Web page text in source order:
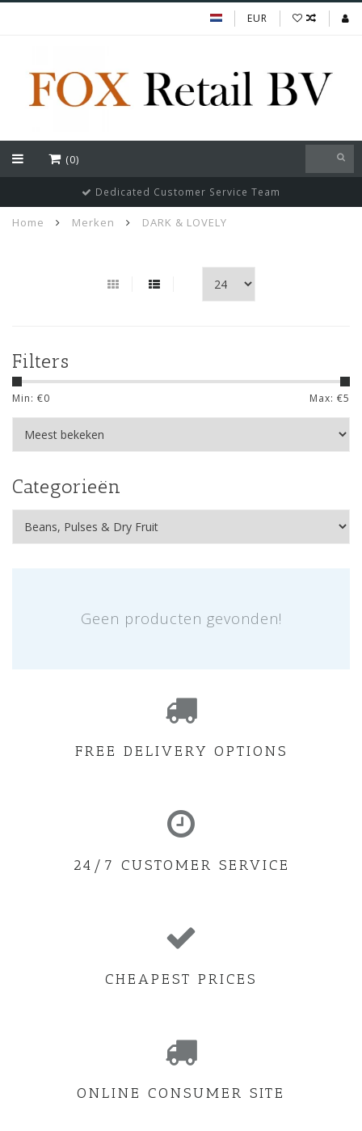
EUR
(0)
Dedicated Customer Service Team
Home Merken DARK & LOVELY
Filters
Min: €0 Max: €5
Categorieën
Geen producten gevonden!
FREE DELIVERY OPTIONS
24/7 CUSTOMER SERVICE
CHEAPEST PRICES
ONLINE CONSUMER SITE